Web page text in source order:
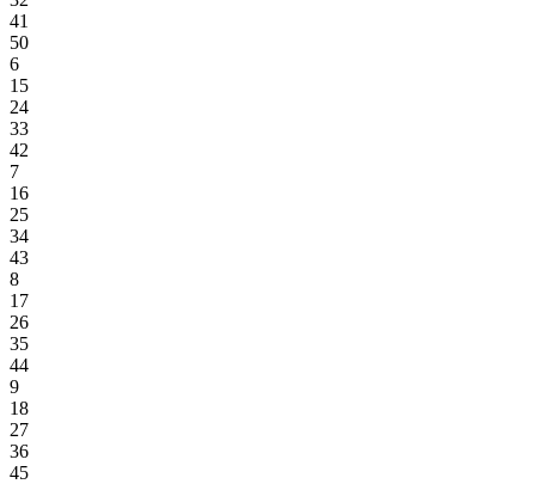
41
50
6
15
24
33
42
7
16
25
34
43
8
17
26
35
44
9
18
27
36
45